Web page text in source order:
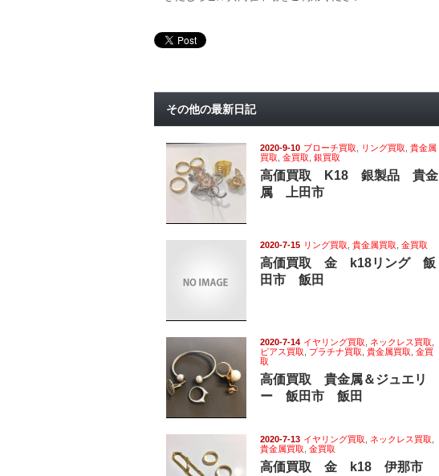
その他の最新日記
2020-9-10 ブローチ買取 リング買取 貴金属
買取 金買取 銀買取
高価買取 K18 銀製品 貴金
属 上田市
2020-7-15 リング買取 貴金属買取 金買取
高価買取 金 k18リング 飯
田市 飯田
2020-7-14 イヤリング買取 ネックレス買取
ピアス買取
プラチナ買取 貴金属買取 金買
取
高価買取 貴金属＆ジュエリ
ー 飯田市 飯田
2020-7-13 イヤリング買取 ネックレス買取
貴金属買取 金買取
高価買取 金 k18 伊那市